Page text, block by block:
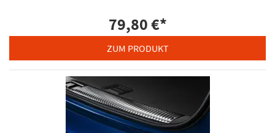
79,80 €*
ZUM PRODUKT